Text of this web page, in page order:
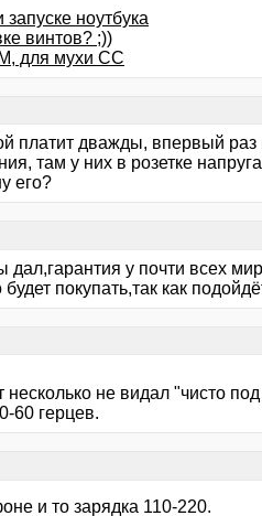
ноутбука
винтов? ;))
для мухи СС
платит дважды, впервый раз
там у них в розетке
его?
дал,гарантия у почти всех
покупать,так как
не видал "чисто
60 герцев.
и то зарядка 110-220.